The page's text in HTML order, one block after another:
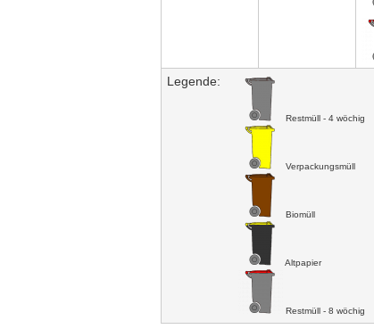
Legende:
Restmüll - 4 wöchig
Verpackungsmüll
Biomüll
Altpapier
Restmüll - 8 wöchig